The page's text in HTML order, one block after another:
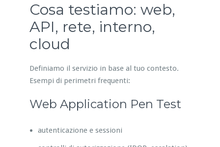
Cosa testiamo: web,
API, rete, interno,
cloud
Definiamo il servizio in base al tuo contesto.
Esempi di perimetri frequenti:
Web Application Pen Test
autenticazione e sessioni